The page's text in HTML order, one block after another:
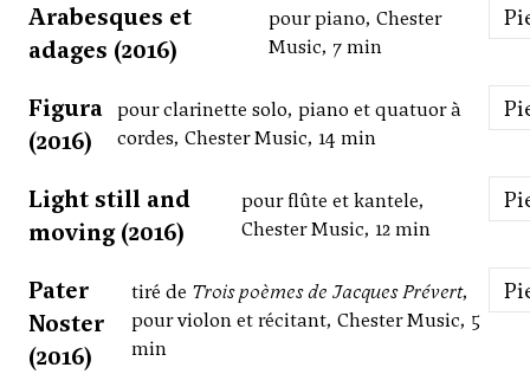
Arabesques et
adages (2016)
pour piano, Chester
Music, 7 min
Figura
(2016)
pour clarinette solo, piano et quatuor à
cordes, Chester Music, 14 min
Light still and
moving (2016)
pour flûte et kantele,
Chester Music, 12 min
Pater
Noster
(2016)
tiré de Trois poèmes de Jacques Prévert,
pour violon et récitant, Chester Music, 5
min